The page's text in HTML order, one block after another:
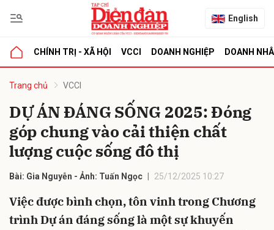
English
CHÍNH TRỊ - XÃ HỘI VCCI DOANH NGHIỆP DOANH
Trang chủ VCCI
DỰ ÁN ĐÁNG SỐNG 2025: Đóng
góp chung vào cải thiện chất
lượng cuộc sống đô thị
Bài: Gia Nguyễn - Ảnh: Tuấn Ngọc 25/12/2025 10:27
Việc được bình chọn, tôn vinh trong Chương
trình Dự án đáng sống là một sự khuyến
luận
Hủy